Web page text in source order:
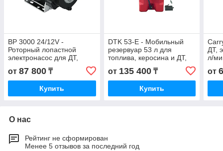
BP 3000 24/12V -
Роторный лопастной
электронасос для ДТ,
50/30 л/мин (3/4" BSP; без
эл.комп.) PIUSI
от 87 800 ₸
Купить
DTK 53-E - Мобильный
резервуар 53 л для
топлива, керосина и ДТ,
электронасос 12В, 6 л/мин
от 135 400₸
Купить
ДТ,
л/
от
О нас
Рейтинг не сформирован
Менее 5 отзывов за последний год